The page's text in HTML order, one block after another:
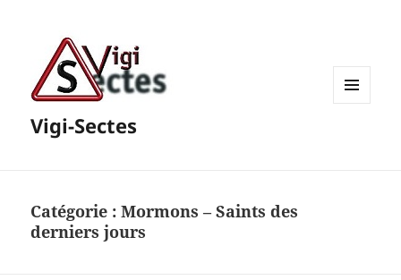
Vigi-Sectes
Catégorie :Mormons – Saints des
derniers jours